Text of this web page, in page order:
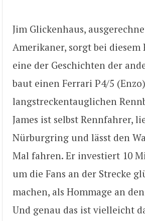
Jim Glickenhaus,
Amerikaner, sorgt bei diesem
eine der Geschichten der
baut einen Ferrari P4/5
langstreckentauglichen
James ist selbst Rennfahrer,
Nürburgring und lässt den
Mal fahren. Er investiert 10
um die Fans an der Strecke
machen, als Hommage an
Und genau das ist vielleicht